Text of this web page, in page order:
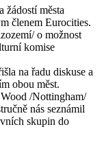
žádostí města
členem Eurocities.
o možnost
komise
na řadu diskuse a
obou měst.
/Nottingham/
nás seznámil
skupin do